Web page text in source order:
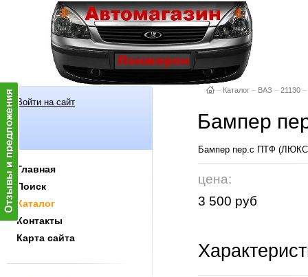
Войти на сайт
Главная
Поиск
Каталог
Контакты
Карта сайта
– Каталог – ВАЗ – 21130 –
Бампер
Бампер пер.с ПТФ
цена:
3 500 руб